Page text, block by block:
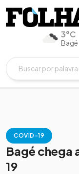
3°C
Bagé
COVID-19
Bagé chega
19